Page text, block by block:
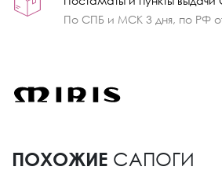
По СПБ и МСК 3 дня, по РФ
ПОХОЖИЕ САПОГИ